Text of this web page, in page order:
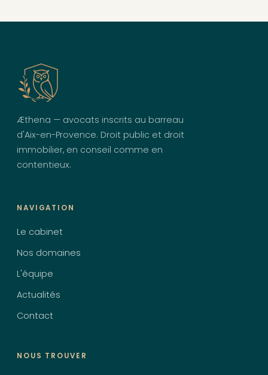
Æthena — avocats inscrits au barreau
d'Aix-en-Provence. Droit public et droit
immobilier, en conseil comme en
contentieux.
NAVIGATION
Le cabinet
Nos domaines
L'équipe
Actualités
Contact
NOUS TROUVER